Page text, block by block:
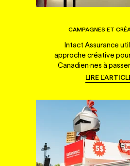
CAMPAGNES ET
Intact Assurance
approche créative
Canadien·nes à
LIRE